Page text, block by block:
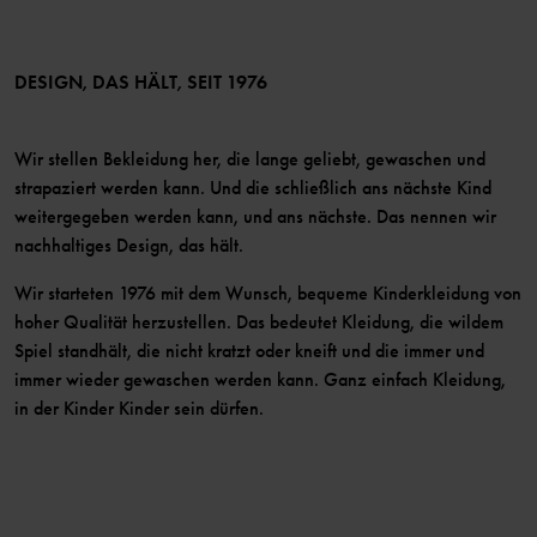
Mitglied werden
DESIGN, DAS HÄLT, SEIT 1976
Wir stellen Bekleidung her, die lange geliebt, gewaschen und
strapaziert werden kann. Und die schließlich ans nächste Kind
weitergegeben werden kann, und ans nächste. Das nennen wir
nachhaltiges Design, das hält.
Wir starteten 1976 mit dem Wunsch, bequeme Kinderkleidung von
hoher Qualität herzustellen. Das bedeutet Kleidung, die wildem
Spiel standhält, die nicht kratzt oder kneift und die immer und
immer wieder gewaschen werden kann. Ganz einfach Kleidung,
in der Kinder Kinder sein dürfen.